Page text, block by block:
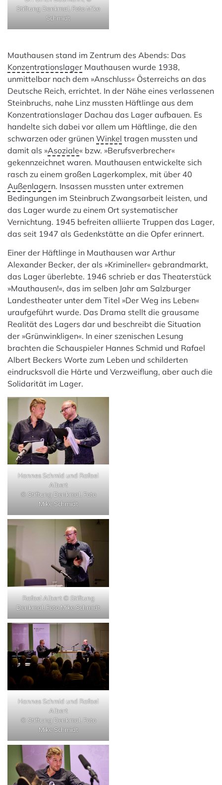
Stiftung Denkmal, Foto Mike
Schmidt
Mauthausen stand im Zentrum des Abends: Das
Konzentrationslager Mauthausen wurde 1938,
unmittelbar nach dem »Anschluss« Österreichs an das
Deutsche Reich, errichtet. In der Nähe eines verlassenen
Steinbruchs, nahe Linz mussten Häftlinge aus dem
Konzentrationslager Dachau das Lager aufbauen. Es
handelte sich dabei vor allem um Häftlinge, die den
schwarzen oder grünen Winkel tragen mussten und
damit als »Asoziale« bzw. »Berufsverbrecher«
gekennzeichnet waren. Mauthausen entwickelte sich
rasch zu einem großen Lagerkomplex, mit über 40
Außenlagern. Insassen mussten unter extremen
Bedingungen im Steinbruch Zwangsarbeit leisten, und
das Lager wurde zu einem Ort systematischer
Vernichtung. 1945 befreiten alliierte Truppen das Lager,
das seit 1947 als Gedenkstätte an die Opfer erinnert.
Einer der Häftlinge in Mauthausen war Arthur
Alexander Becker, der als »Krimineller« gebrandmarkt,
das Lager überlebte. 1946 schrieb er das Theaterstück
»Mauthausen!«, das im selben Jahr am Salzburger
Landestheater unter dem Titel »Der Weg ins Leben«
uraufgeführt wurde. Das Drama stellt die grausame
Realität des Lagers dar und beschreibt die Situation
der »Grünwinkligen«. In einer szenischen Lesung
brachten die Schauspieler Hannes Schmid und Rafael
Albert Beckers Worte zum Leben und schilderten
eindrucksvoll die Härte und Verzweiflung, aber auch die
Solidarität im Lager.
Hannes Schmid und Rafael
Albert
© Stiftung Denkmal, Foto
Mike Schmidt
Rafael Albert © Stiftung
Denkmal, Foto Mike Schmidt
Hannes Schmid und Rafael
Albert
© Stiftung Denkmal, Foto
Mike Schmidt